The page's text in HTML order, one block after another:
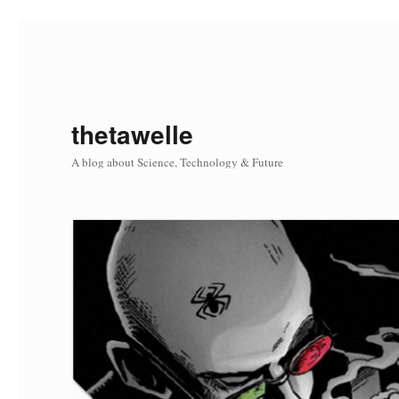
thetawelle
A blog about Science, Technology & Future